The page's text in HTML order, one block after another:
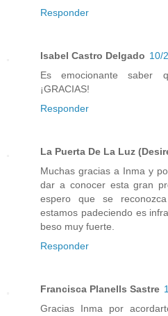
Responder
Isabel Castro Delgado 10/
Es emocionante saber
¡GRACIAS!
Responder
La Puerta De La Luz
Muchas gracias a Inma y
dar a conocer esta gran
espero que se
estamos padeciendo es
beso muy fuerte.
Responder
Francisca Planells Sastre
Gracias Inma por